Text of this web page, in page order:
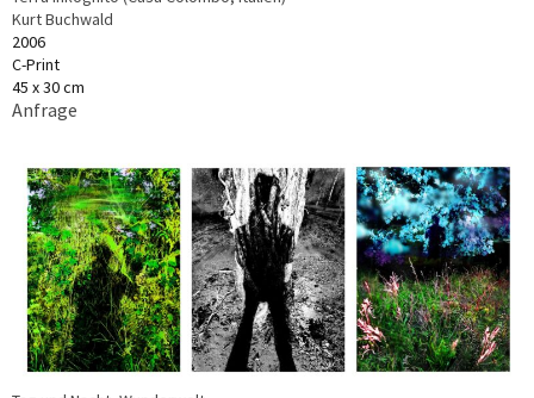
Kurt Buchwald
2006
C-Print
45 x 30 cm
Anfrage